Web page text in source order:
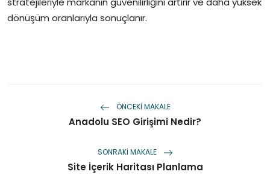
dönüşüm oranlarıyla sonuçlanır.
ÖNCEKI MAKALE
Anadolu SEO Girişimi Nedir?
SONRAKI MAKALE
Site İçerik Haritası Planlama